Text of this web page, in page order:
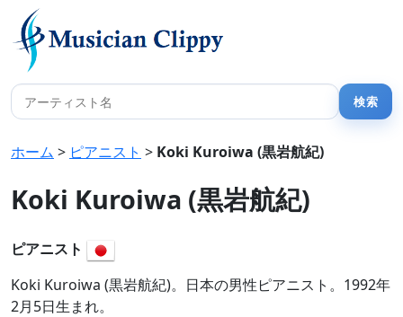
ホーム > ピアニスト > Koki Kuroiwa (黒岩航紀)
Koki Kuroiwa (黒岩航紀)
ピアニスト
Koki Kuroiwa (黒岩航紀)。日本の男性ピアニスト。1992年
2月5日生まれ。